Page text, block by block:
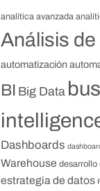
analítica avanzada
Análisis
automatización
BI Big Data
Dashboards
Warehouse desarrollo
estrategia de datos